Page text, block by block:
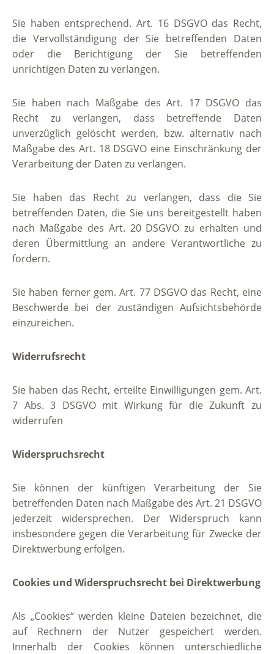
Sie haben entsprechend. Art. 16 DSGVO das Recht,
die Vervollständigung der Sie betreffenden Daten
oder die Berichtigung der Sie betreffenden
unrichtigen Daten zu verlangen.
Sie haben nach Maßgabe des Art. 17 DSGVO das
Recht zu verlangen, dass betreffende Daten
unverzüglich gelöscht werden, bzw. alternativ nach
Maßgabe des Art. 18 DSGVO eine Einschränkung der
Verarbeitung der Daten zu verlangen.
Sie haben das Recht zu verlangen, dass die Sie
betreffenden Daten, die Sie uns bereitgestellt haben
nach Maßgabe des Art. 20 DSGVO zu erhalten und
deren Übermittlung an andere Verantwortliche zu
fordern.
Sie haben ferner gem. Art. 77 DSGVO das Recht, eine
Beschwerde bei der zuständigen Aufsichtsbehörde
einzureichen.
Widerrufsrecht
Sie haben das Recht, erteilte Einwilligungen gem. Art.
7 Abs. 3 DSGVO mit Wirkung für die Zukunft zu
widerrufen
Widerspruchsrecht
Sie können der künftigen Verarbeitung der Sie
betreffenden Daten nach Maßgabe des Art. 21 DSGVO
jederzeit widersprechen. Der Widerspruch kann
insbesondere gegen die Verarbeitung für Zwecke der
Direktwerbung erfolgen.
Cookies und Widerspruchsrecht bei Direktwerbung
Als „Cookies“ werden kleine Dateien bezeichnet, die
auf Rechnern der Nutzer gespeichert werden.
Innerhalb der Cookies können unterschiedliche